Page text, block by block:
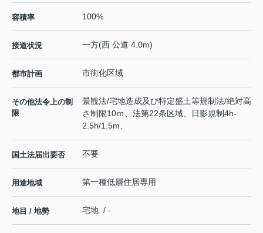
容積率 100%
接道状況 一方(西 公道 4.0m)
都市計画 市街化区域
その他法令上の制
限
景観法/宅地造成及び特定盛土等規制法/絶対高
さ制限10ｍ、法第22条区域、日影規制4h-
2.5h/1.5m、
国土法届出要否 不要
用途地域 第一種低層住居専用
地目 / 地勢 宅地 / -